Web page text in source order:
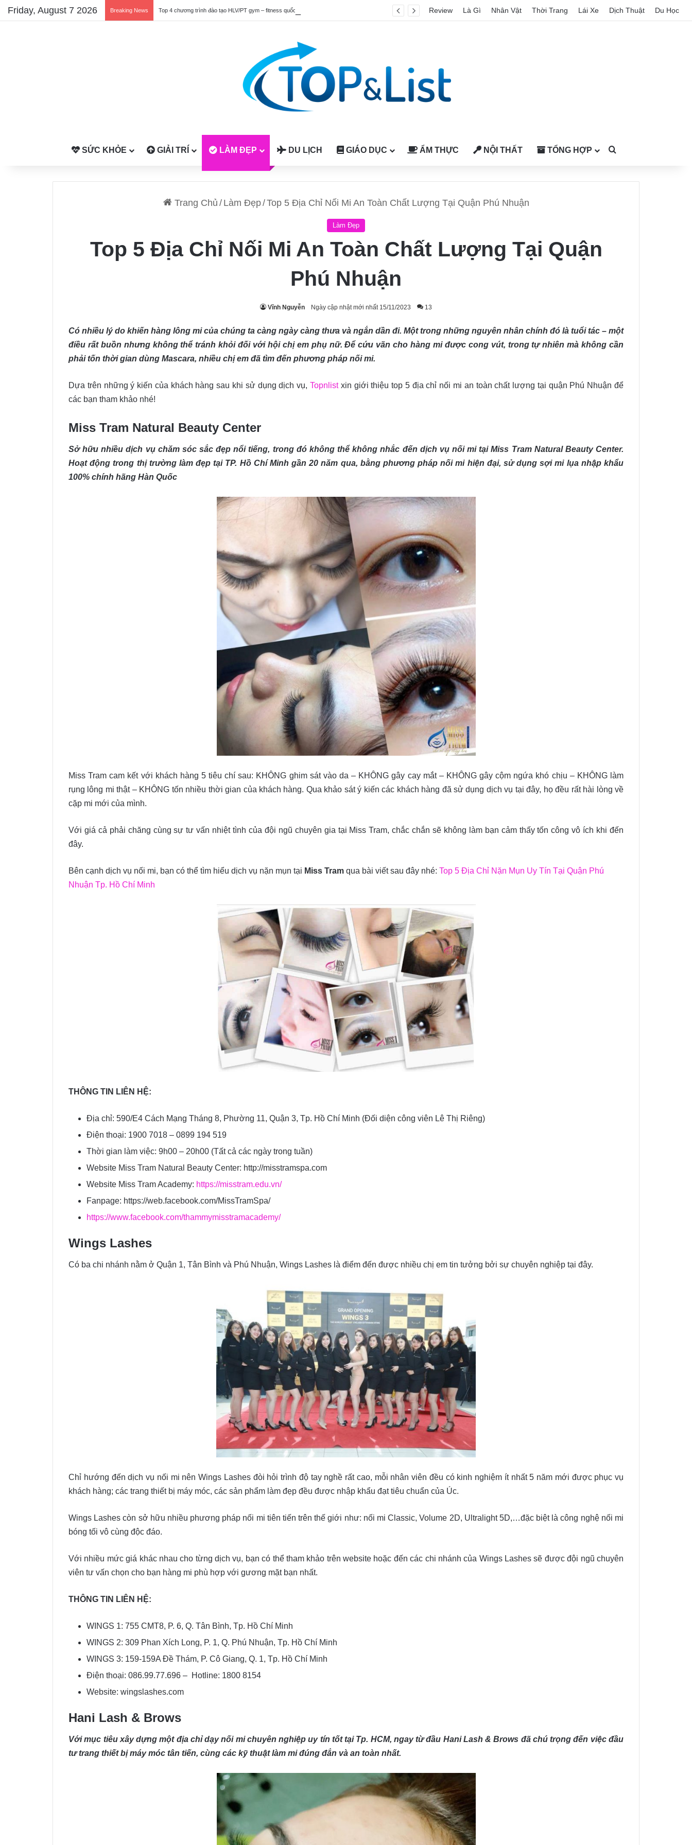
Friday, August 7 2026 Breaking News Top 4 chương trình đào tạo HLV/PT gym – fitness quốc tế được công nhận tại Việt Nam Review Là Gì Nhân Vật Thời Trang Lái Xe Dịch Thuật Du Học
SỨC KHỎE GIẢI TRÍ LÀM ĐẸP DU LỊCH GIÁO DỤC ẨM THỰC NỘI THẤT TỔNG HỢP
Trang Chủ / Làm Đẹp/Top 5 Địa Chỉ Nối Mi An Toàn Chất Lượng Tại Quận Phú Nhuận
Làm Đẹp
Top 5 Địa Chỉ Nối Mi An Toàn Chất Lượng Tại Quận
Phú Nhuận
Vĩnh Nguyễn Ngày cập nhật mới nhất 15/11/2023 13
Có nhiều lý do khiến hàng lông mi của chúng ta càng ngày càng thưa và ngắn dần đi. Một trong những nguyên nhân chính đó là tuổi tác – một
điều rất buồn nhưng không thể tránh khỏi đối với hội chị em phụ nữ. Để cứu vãn cho hàng mi được cong vút, trong tự nhiên mà không cần
phải tốn thời gian dùng Mascara, nhiều chị em đã tìm đến phương pháp nối mi.
Dựa trên những ý kiến của khách hàng sau khi sử dụng dịch vụ, Topnlistxin giới thiệu top 5 địa chỉ nối mi an toàn chất lượng tại quận Phú Nhuận để
các bạn tham khảo nhé!
Miss Tram Natural Beauty Center
Sở hữu nhiều dịch vụ chăm sóc sắc đẹp nổi tiếng, trong đó không thể không nhắc đến dịch vụ nối mi tại Miss Tram Natural Beauty Center.
Hoạt động trong thị trường làm đẹp tại TP. Hồ Chí Minh gần 20 năm qua, bằng phương pháp nối mi hiện đại, sử dụng sợi mi lụa nhập khẩu
100% chính hãng Hàn Quốc
Miss Tram cam kết với khách hàng 5 tiêu chí sau: KHÔNG ghim sát vào da – KHÔNG gây cay mắt – KHÔNG gây cộm ngứa khó chịu – KHÔNG làm
rụng lông mi thật – KHÔNG tốn nhiều thời gian của khách hàng. Qua khảo sát ý kiến các khách hàng đã sử dụng dịch vụ tại đây, họ đều rất hài lòng về
cặp mi mới của mình.
Với giá cả phải chăng cùng sự tư vấn nhiệt tình của đội ngũ chuyên gia tại Miss Tram, chắc chắn sẽ không làm bạn cảm thấy tốn công vô ích khi đến
đây.
Bên cạnh dịch vụ nối mi, bạn có thể tìm hiểu dịch vụ nặn mụn tại Miss Tram qua bài viết sau đây nhé: Top 5 Địa Chỉ Nặn Mụn Uy Tín Tại Quận Phú
Nhuận Tp. Hồ Chí Minh
THÔNG TIN LIÊN HỆ:
Địa chỉ: 590/E4 Cách Mạng Tháng 8, Phường 11, Quận 3, Tp. Hồ Chí Minh (Đối diện công viên Lê Thị Riêng)
Điện thoại: 1900 7018 – 0899 194 519
Thời gian làm việc: 9h00 – 20h00 (Tất cả các ngày trong tuần)
Website Miss Tram Natural Beauty Center: http://misstramspa.com
Website Miss Tram Academy: https://misstram.edu.vn/
Fanpage: https://web.facebook.com/MissTramSpa/
https://www.facebook.com/thammymisstramacademy/
Wings Lashes
Có ba chi nhánh nằm ở Quận 1, Tân Bình và Phú Nhuận, Wings Lashes là điểm đến được nhiều chị em tin tưởng bởi sự chuyên nghiệp tại đây.
Chỉ hướng đến dịch vụ nối mi nên Wings Lashes đòi hỏi trình độ tay nghề rất cao, mỗi nhân viên đều có kinh nghiệm ít nhất 5 năm mới được phục vụ
khách hàng; các trang thiết bị máy móc, các sản phẩm làm đẹp đều được nhập khẩu đạt tiêu chuẩn của Úc.
Wings Lashes còn sở hữu nhiều phương pháp nối mi tiên tiến trên thế giới như: nối mi Classic, Volume 2D, Ultralight 5D,…đặc biệt là công nghệ nối mi
bóng tối vô cùng độc đáo.
Với nhiều mức giá khác nhau cho từng dịch vụ, bạn có thể tham khảo trên website hoặc đến các chi nhánh của Wings Lashes sẽ được đội ngũ chuyên
viên tư vấn chọn cho bạn hàng mi phù hợp với gương mặt bạn nhất.
THÔNG TIN LIÊN HỆ:
WINGS 1: 755 CMT8, P. 6, Q. Tân Bình, Tp. Hồ Chí Minh
WINGS 2: 309 Phan Xích Long, P. 1, Q. Phú Nhuận, Tp. Hồ Chí Minh
WINGS 3: 159-159A Đề Thám, P. Cô Giang, Q. 1, Tp. Hồ Chí Minh
Điện thoại: 086.99.77.696 – Hotline: 1800 8154
Website: wingslashes.com
Hani Lash & Brows
Với mục tiêu xây dựng một địa chỉ dạy nối mi chuyên nghiệp uy tín tốt tại Tp. HCM, ngay từ đầu Hani Lash & Brows đã chú trọng đến việc đầu
tư trang thiết bị máy móc tân tiến, cùng các kỹ thuật làm mi đúng đắn và an toàn nhất.